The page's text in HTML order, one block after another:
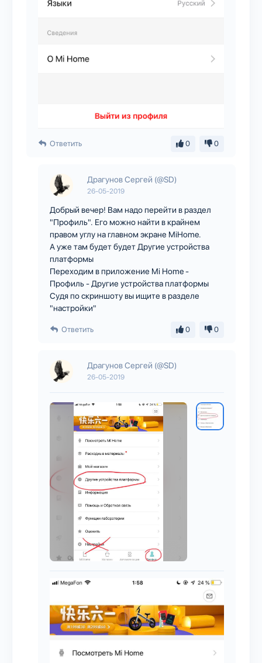
Ответить 0 0
Драгунов Сергей (@SD)
26-05-2019
Добрый вечер! Вам надо перейти в раздел
"Профиль". Его можно найти в крайнем
правом углу на главном экране MiHome.
А уже там будет будет Другие устройства
платформы
Переходим в приложение Mi Home -
Профиль - Другие устройства платформы
Судя по скриншоту вы ищите в разделе
"настройки"
Ответить 0 0
Драгунов Сергей (@SD)
26-05-2019